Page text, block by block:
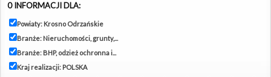
0 INFORMACJI DLA:
Powiaty: Krosno Odrzańskie
Branże: Nieruchomości, grunty,...
Branże: BHP, odzież ochronna i...
Kraj realizacji: POLSKA